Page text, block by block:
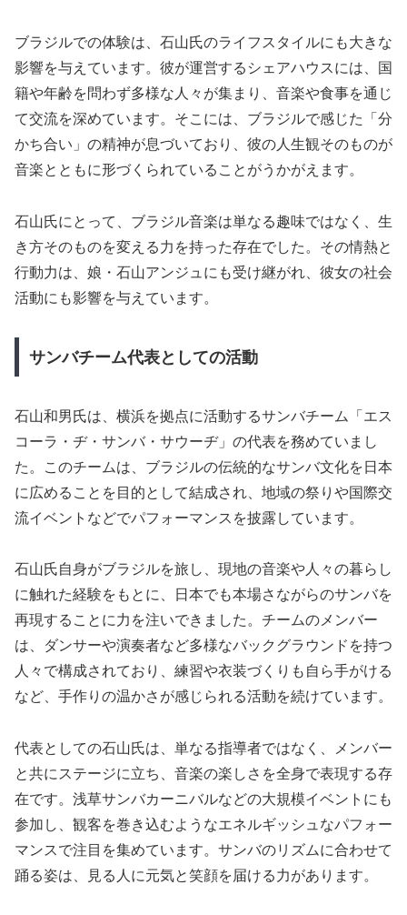
ブラジルでの体験は、石山氏のライフスタイルにも大きな
影響を与えています。彼が運営するシェアハウスには、国
籍や年齢を問わず多様な人々が集まり、音楽や食事を通じ
て交流を深めています。そこには、ブラジルで感じた「分
かち合い」の精神が息づいており、彼の人生観そのものが
音楽とともに形づくられていることがうかがえます。
石山氏にとって、ブラジル音楽は単なる趣味ではなく、生
き方そのものを変える力を持った存在でした。その情熱と
行動力は、娘・石山アンジュにも受け継がれ、彼女の社会
活動にも影響を与えています。
サンバチーム代表としての活動
石山和男氏は、横浜を拠点に活動するサンバチーム「エス
コーラ・ヂ・サンバ・サウーヂ」の代表を務めていまし
た。このチームは、ブラジルの伝統的なサンバ文化を日本
に広めることを目的として結成され、地域の祭りや国際交
流イベントなどでパフォーマンスを披露しています。
石山氏自身がブラジルを旅し、現地の音楽や人々の暮らし
に触れた経験をもとに、日本でも本場さながらのサンバを
再現することに力を注いできました。チームのメンバー
は、ダンサーや演奏者など多様なバックグラウンドを持つ
人々で構成されており、練習や衣装づくりも自ら手がける
など、手作りの温かさが感じられる活動を続けています。
代表としての石山氏は、単なる指導者ではなく、メンバー
と共にステージに立ち、音楽の楽しさを全身で表現する存
在です。浅草サンバカーニバルなどの大規模イベントにも
参加し、観客を巻き込むようなエネルギッシュなパフォー
マンスで注目を集めています。サンバのリズムに合わせて
踊る姿は、見る人に元気と笑顔を届ける力があります。